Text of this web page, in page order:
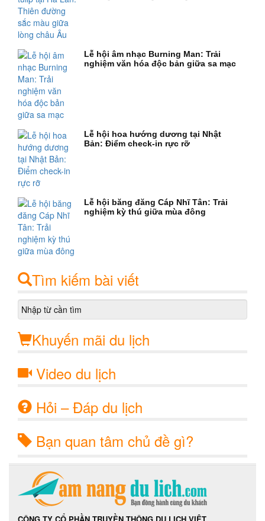
Lễ hội âm nhạc Burning Man: Trải
nghiệm văn hóa độc bản giữa sa mạc
Lễ hội hoa hướng dương tại Nhật
Bản: Điểm check-in rực rỡ
Lễ hội băng đăng Cáp Nhĩ Tân: Trải
nghiệm kỳ thú giữa mùa đông
Tìm kiếm bài viết
Khuyến mãi du lịch
Video du lịch
Hỏi – Đáp du lịch
Bạn quan tâm chủ đề gì?